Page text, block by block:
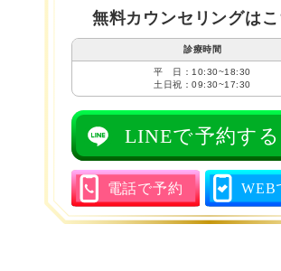
無料カウンセリングはこ
診療時間
平 日：10:30~18:30
土日祝：09:30~17:30
LINEで予約する
電話で予約 WEB